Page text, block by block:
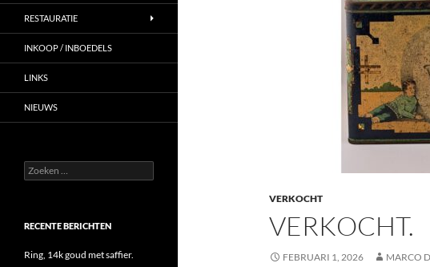
VERKOCHT
VERKOCHT.
FEBRUARI 1, 2026 MARCO
RESTAURATIE
INKOOP / INBOEDELS
LINKS
NIEUWS
Zoeken
naar:
RECENTE BERICHTEN
Ring, 14k goud met saffier.